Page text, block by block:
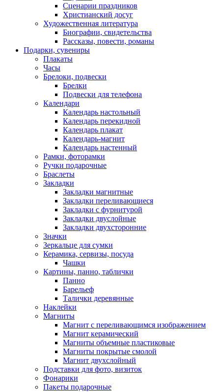
Сценарии праздников
Христианский досуг
Художественная литература
Биографии, свидетельства
Рассказы, повести, романы
Подарки, сувениры
Плакаты
Часы
Брелоки, подвески
Брелки
Подвески для телефона
Календари
Календарь настольный
Календарь перекидной
Календарь плакат
Календарь-магнит
Календарь настенный
Рамки, фоторамки
Ручки подарочные
Браслеты
Закладки
Закладки магнитные
Закладки переливающиеся
Закладки с фурнитурой
Закладки двуслойные
Закладки двухсторонние
Значки
Зеркальце для сумки
Керамика, сервизы, посуда
Чашки
Картины, панно, таблички
Панно
Барельеф
Талички деревянные
Наклейки
Магниты
Магнит с переливающимся изображением
Магнит керамический
Магниты объемные пластиковые
Магниты покрытые смолой
Магнит двухслойный
Подставки для фото, визиток
Фонарики
Пакеты подарочные